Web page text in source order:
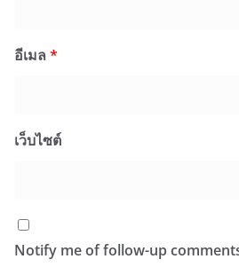
อีเมล *
เว็บไซต์
Notify me of follow-up